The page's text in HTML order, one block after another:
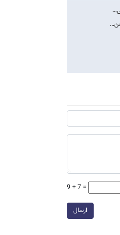
9 + 7 =
ارسال